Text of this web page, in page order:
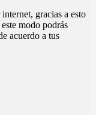
gracias a esto
modo podrás
acuerdo a tus